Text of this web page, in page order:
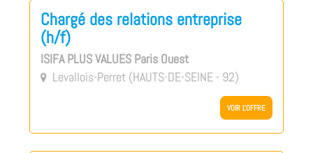
Chargé des relations entreprise
(h/f)
ISIFA PLUS VALUES Paris Ouest
 Levallois-Perret (HAUTS-DE-SEINE - 92)
VOIR L'OFFRE